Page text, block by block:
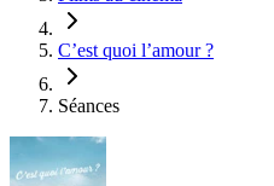
C’est quoi l’amour ?
Séances